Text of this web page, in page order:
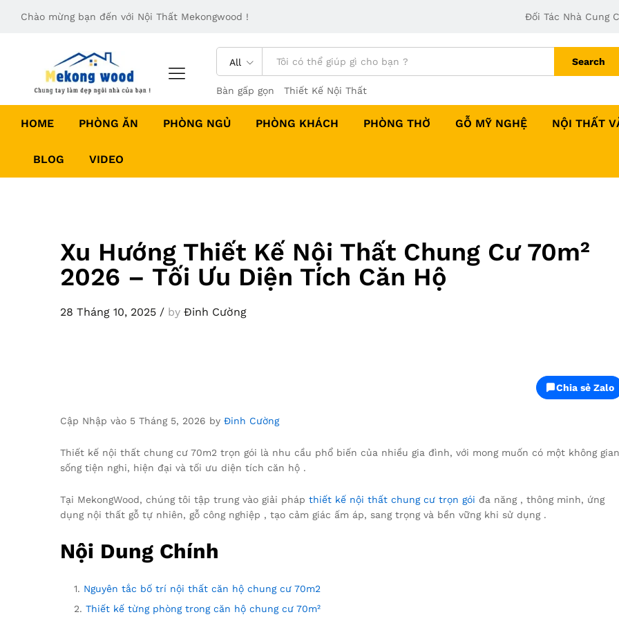
Chào mừng bạn đến với Nội Thất Mekongwood ! Đối Tác Nhà Cung
All Search
Bàn gấp gọn Thiết Kế Nội Thất
HOME PHÒNG ĂN PHÒNG NGỦ PHÒNG KHÁCH PHÒNG THỜ GỖ MỸ NGHỆ NỘI THẤT
BLOG VIDEO
Xu Hướng Thiết Kế Nội Thất Chung Cư 70m²
2026 – Tối Ưu Diện Tích Căn Hộ
28 Tháng 10, 2025 / by Đinh Cường
Chia sẻ Zalo
Cập Nhập vào 5 Tháng 5, 2026 by Đinh Cường
Thiết kế nội thất chung cư 70m2 trọn gói là nhu cầu phổ biến của nhiều gia đình, với mong muốn có một không gian
sống tiện nghi, hiện đại và tối ưu diện tích căn hộ .
Tại MekongWood, chúng tôi tập trung vào giải pháp thiết kế nội thất chung cư trọn gói đa năng , thông minh, ứng
dụng nội thất gỗ tự nhiên, gỗ công nghiệp , tạo cảm giác ấm áp, sang trọng và bền vững khi sử dụng .
Nội Dung Chính
Nguyên tắc bố trí nội thất căn hộ chung cư 70m2
Thiết kế từng phòng trong căn hộ chung cư 70m²